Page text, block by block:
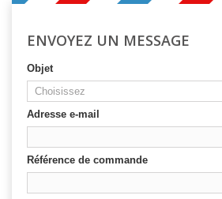
ENVOYEZ UN MESSAGE
Objet
Adresse e-mail
Référence de commande